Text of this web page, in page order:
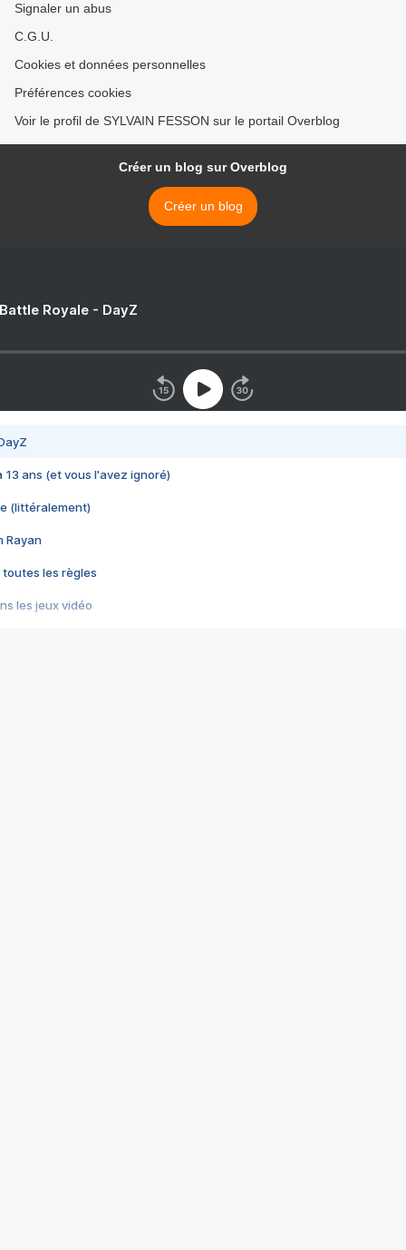
Signaler un abus
C.G.U.
Cookies et données personnelles
Préférences cookies
Voir le profil de SYLVAIN FESSON sur le portail Overblog
Créer un blog sur Overblog
Créer un blog
Royale - DayZ
13 ans (et vous l'avez ignoré)
(littéralement)
Rayan
toutes les règles
les jeux vidéo